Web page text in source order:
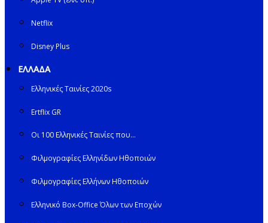
Netflix
Disney Plus
ΕΛΛΑΔΑ
Ελληνικές Ταινίες 2020s
Ertflix GR
Οι 100 Ελληνικές Ταινίες που…
Φιλμογραφίες Ελληνίδων Ηθοποιών
Φιλμογραφίες Ελλήνων Ηθοποιών
Ελληνικό Box-Office Όλων των Εποχών